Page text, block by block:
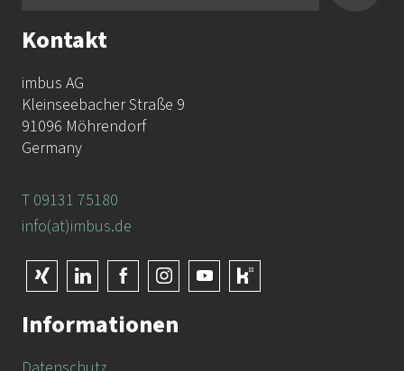
Kontakt
imbus AG
Kleinseebacher Straße 9
91096 Möhrendorf
Germany
T 09131 75180
info(at)imbus.de
Informationen